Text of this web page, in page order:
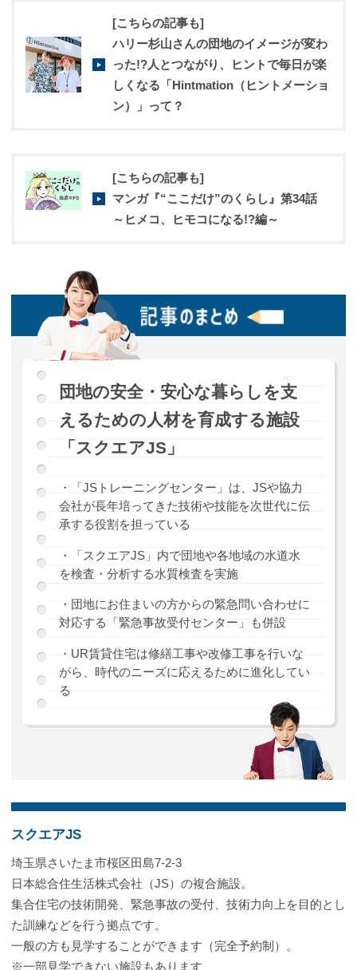
[こちらの記事も]
ハリー杉山さんの団地のイメージが変わ
った!?人とつながり、ヒントで毎日が楽
しくなる「Hintmation（ヒントメーショ
ン）」って？
[こちらの記事も]
マンガ『“ここだけ”のくらし』第34話
～ヒメコ、ヒモコになる!?編～
団地の安全・安心な暮らしを支
えるための人材を育成する施設
「スクエアJS」
・「JSトレーニングセンター」は、JSや協力
会社が長年培ってきた技術や技能を次世代に伝
承する役割を担っている
・「スクエアJS」内で団地や各地域の水道水
を検査・分析する水質検査を実施
・団地にお住まいの方からの緊急問い合わせに
対応する「緊急事故受付センター」も併設
・UR賃貸住宅は修繕工事や改修工事を行いな
がら、時代のニーズに応えるために進化してい
る
スクエアJS
埼玉県さいたま市桜区田島7-2-3
日本総合住生活株式会社（JS）の複合施設。
集合住宅の技術開発、緊急事故の受付、技術力向上を目的とし
た訓練などを行う拠点です。
一般の方も見学することができます（完全予約制）。
※一部見学できない施設もあります